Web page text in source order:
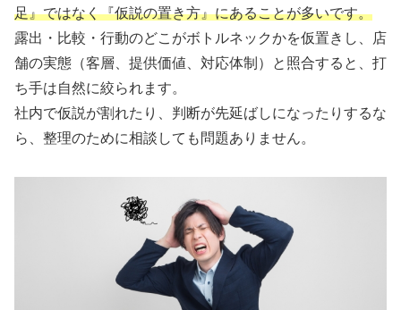
足』ではなく『仮説の置き方』にあることが多いです。
露出・比較・行動のどこがボトルネックかを仮置きし、店
舗の実態（客層、提供価値、対応体制）と照合すると、打
ち手は自然に絞られます。
社内で仮説が割れたり、判断が先延ばしになったりするな
ら、整理のために相談しても問題ありません。